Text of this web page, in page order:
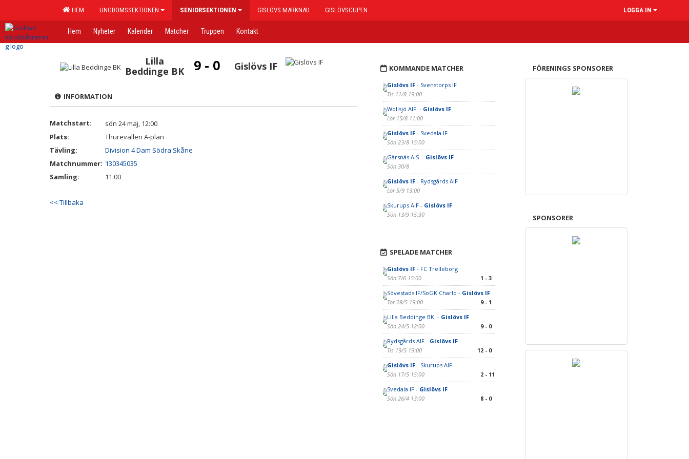
HEM UNGDOMSSEKTIONEN SENIORSEKTIONEN GISLÖVS MARKNAD GISLÖVSCUPEN LOGGA IN
Hem Nyheter Kalender Matcher Truppen Kontakt
Lilla
Beddinge BK
9 - 0 Gislövs IF
INFORMATION
Matchstart:
sön 24 maj, 12:00
Plats:
Thurevallen A-plan
Tävling:
Division 4 Dam Södra Skåne
Matchnummer: 130345035
Samling:
11:00
<< Tillbaka
KOMMANDE MATCHER
Gislövs IF- Svenstorps IF
Tis 11/8 19:00
Wollsjö AIF - Gislövs IF
Lör 15/8 11:00
Gislövs IF- Svedala IF
Sön 23/8 15:00
Gärsnäs AIS - Gislövs IF
Sön 30/8
Gislövs IF- Rydsgårds AIF
Lör 5/9 13:00
Skurups AIF - Gislövs IF
Sön 13/9 15:30
SPELADE MATCHER
Gislövs IF- FC Trelleborg
Sön 7/6 15:00
1 - 3
Sövestads IF/SoGK Charlo - Gislövs IF
Tor 28/5 19:00
9 - 1
Lilla Beddinge BK - Gislövs IF
Sön 24/5 12:00
9 - 0
Rydsgårds AIF - Gislövs IF
Tis 19/5 19:00
12 - 0
Gislövs IF- Skurups AIF
Sön 17/5 15:00
2 - 11
Svedala IF - Gislövs IF
Sön 26/4 13:00
8 - 0
FÖRENINGS SPONSORER
SPONSORER